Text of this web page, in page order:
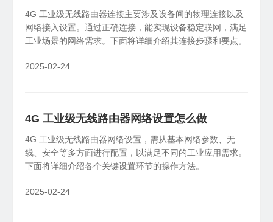
4G 工业级无线路由器连接主要涉及设备间的物理连接以及
网络接入设置。通过正确连接，能实现设备稳定联网，满足
工业场景的网络需求。下面将详细介绍其连接步骤和要点。
2025-02-24
4G 工业级无线路由器网络设置怎么做
4G 工业级无线路由器网络设置，需从基本网络参数、无
线、安全等多方面进行配置，以满足不同的工业应用需求。
下面将详细介绍各个关键设置环节的操作方法。
2025-02-24